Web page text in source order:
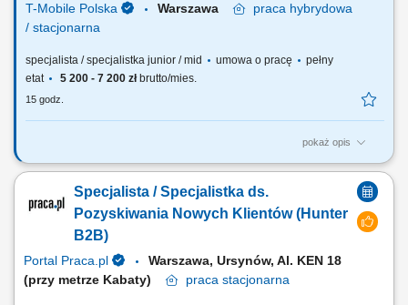
T-Mobile Polska Warszawa praca hybrydowa
/ stacjonarna
specjalista / specjalistka junior / mid umowa o pracę
pełny
etat
5 200 - 7 200 złbrutto/mies.
15 godz.
pokaż opis
Zadania, które na Ciebie czekają: telefoniczna obsługa klientów
informacji zgodnie ze standardami T-Mobile oraz aktywna sprzedaż
produktów i usług; realizacja indywidulanych celów sprzedażowych,
jakościowych i...
Specjalista / Specjalistka ds.
Pozyskiwania Nowych Klientów (Hunter
B2B)
Portal Praca.pl
Warszawa, Ursynów, Al. KEN 18
(przy metrze Kabaty)
praca stacjonarna